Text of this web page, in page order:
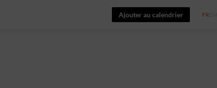
Ajouter au calendrier FR